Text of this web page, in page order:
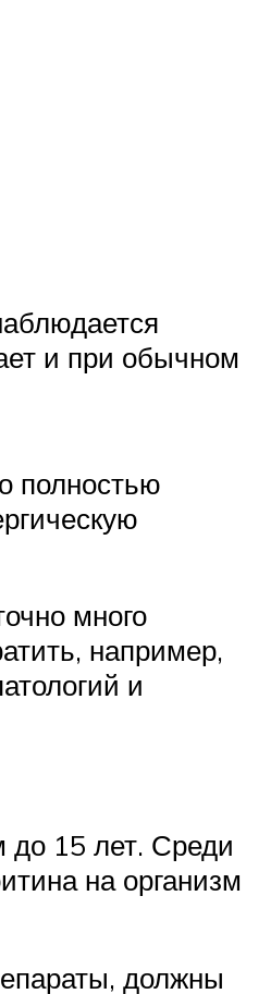
и при обычном
полностью
много
например,
и
до 15 лет. Среди
на организм
должны